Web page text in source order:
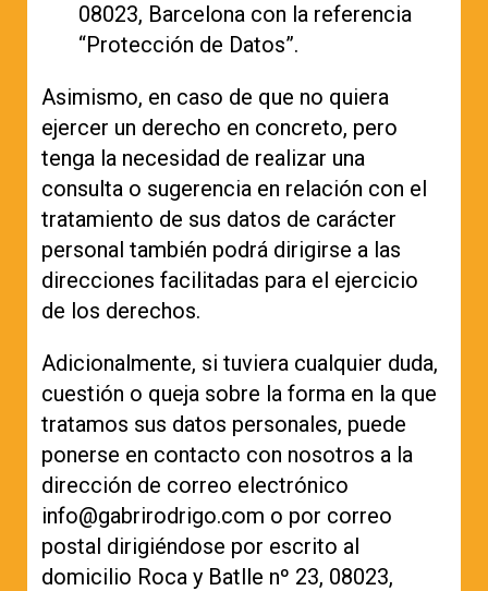
08023, Barcelona con la referencia
“Protección de Datos”.
Asimismo, en caso de que no quiera
ejercer un derecho en concreto, pero
tenga la necesidad de realizar una
consulta o sugerencia en relación con el
tratamiento de sus datos de carácter
personal también podrá dirigirse a las
direcciones facilitadas para el ejercicio
de los derechos.
Adicionalmente, si tuviera cualquier duda,
cuestión o queja sobre la forma en la que
tratamos sus datos personales, puede
ponerse en contacto con nosotros a la
dirección de correo electrónico
info@gabrirodrigo.com o por correo
postal dirigiéndose por escrito al
domicilio Roca y Batlle nº 23, 08023,